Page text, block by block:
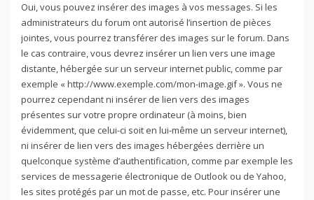
Oui, vous pouvez insérer des images à vos messages. Si les
administrateurs du forum ont autorisé l’insertion de pièces
jointes, vous pourrez transférer des images sur le forum. Dans
le cas contraire, vous devrez insérer un lien vers une image
distante, hébergée sur un serveur internet public, comme par
exemple « http://www.exemple.com/mon-image.gif ». Vous ne
pourrez cependant ni insérer de lien vers des images
présentes sur votre propre ordinateur (à moins, bien
évidemment, que celui-ci soit en lui-même un serveur internet),
ni insérer de lien vers des images hébergées derrière un
quelconque système d’authentification, comme par exemple les
services de messagerie électronique de Outlook ou de Yahoo,
les sites protégés par un mot de passe, etc. Pour insérer une